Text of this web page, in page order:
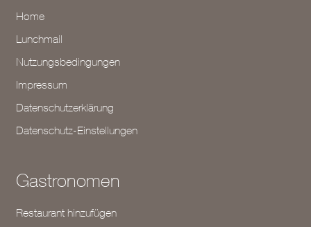
Home
Lunchmail
Nutzungsbedingungen
Impressum
Datenschutzerklärung
Datenschutz-Einstellungen
Gastronomen
Restaurant hinzufügen